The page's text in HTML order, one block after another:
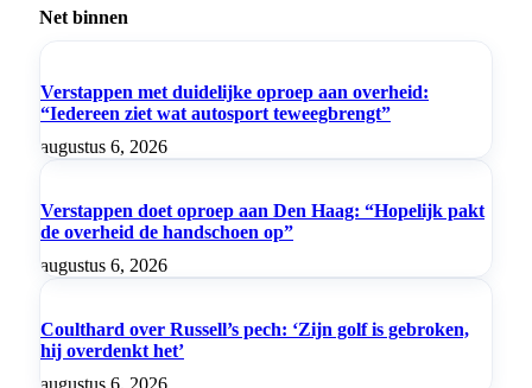
Net binnen
Verstappen met duidelijke oproep aan overheid:
“Iedereen ziet wat autosport teweegbrengt”
augustus 6, 2026
Verstappen doet oproep aan Den Haag: “Hopelijk pakt
de overheid de handschoen op”
augustus 6, 2026
Coulthard over Russell’s pech: ‘Zijn golf is gebroken,
hij overdenkt het’
augustus 6, 2026